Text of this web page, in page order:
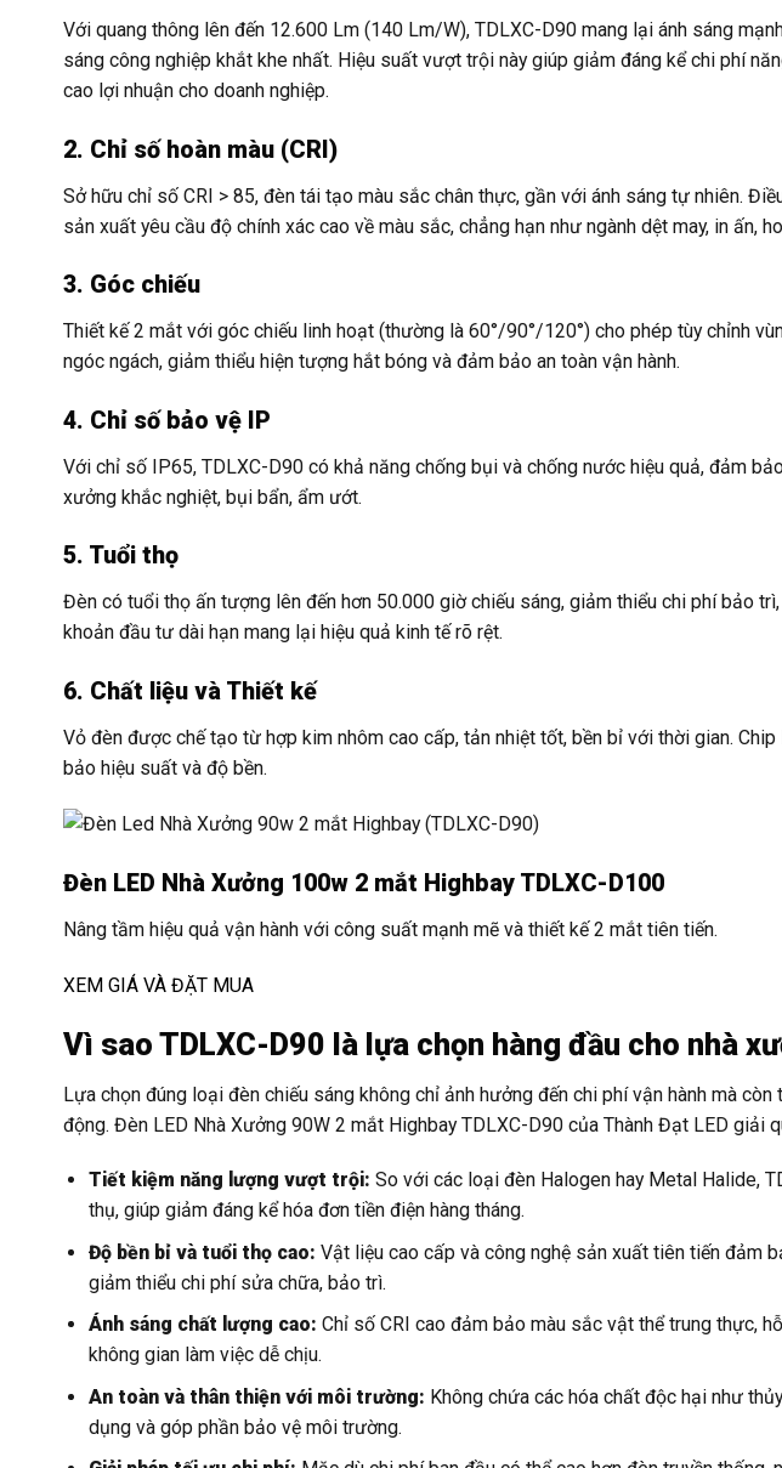
Với quang thông lên đến 12.600 Lm (140 Lm/W), TDLXC-D90 mang lại ánh sáng
sáng công nghiệp khắt khe nhất. Hiệu suất vượt trội này giúp giảm đáng kể chi phí
cao lợi nhuận cho doanh nghiệp.
2. Chỉ số hoàn màu (CRI)
Sở hữu chỉ số CRI > 85, đèn tái tạo màu sắc chân thực, gần với ánh sáng tự nhiên.
sản xuất yêu cầu độ chính xác cao về màu sắc, chẳng hạn như ngành dệt may, in ấn,
3. Góc chiếu
Thiết kế 2 mắt với góc chiếu linh hoạt (thường là 60°/90°/120°) cho phép tùy chỉnh
ngóc ngách, giảm thiểu hiện tượng hắt bóng và đảm bảo an toàn vận hành.
4. Chỉ số bảo vệ IP
Với chỉ số IP65, TDLXC-D90 có khả năng chống bụi và chống nước hiệu quả, đảm
xưởng khắc nghiệt, bụi bẩn, ẩm ướt.
5. Tuổi thọ
Đèn có tuổi thọ ấn tượng lên đến hơn 50.000 giờ chiếu sáng, giảm thiểu chi phí bảo
khoản đầu tư dài hạn mang lại hiệu quả kinh tế rõ rệt.
6. Chất liệu và Thiết kế
Vỏ đèn được chế tạo từ hợp kim nhôm cao cấp, tản nhiệt tốt, bền bỉ với thời gian.
bảo hiệu suất và độ bền.
Đèn LED Nhà Xưởng 100w 2 mắt Highbay TDLXC-D100
Nâng tầm hiệu quả vận hành với công suất mạnh mẽ và thiết kế 2 mắt tiên tiến.
XEM GIÁ VÀ ĐẶT MUA
Vì sao TDLXC-D90 là lựa chọn hàng đầu cho nhà
Lựa chọn đúng loại đèn chiếu sáng không chỉ ảnh hưởng đến chi phí vận hành mà
động. Đèn LED Nhà Xưởng 90W 2 mắt Highbay TDLXC-D90 của Thành Đạt LED giải
Tiết kiệm năng lượng vượt trội: So với các loại đèn Halogen hay Metal Halide,
thụ, giúp giảm đáng kể hóa đơn tiền điện hàng tháng.
Độ bền bỉ và tuổi thọ cao: Vật liệu cao cấp và công nghệ sản xuất tiên tiến đảm
giảm thiểu chi phí sửa chữa, bảo trì.
Ánh sáng chất lượng cao: Chỉ số CRI cao đảm bảo màu sắc vật thể trung thực,
không gian làm việc dễ chịu.
An toàn và thân thiện với môi trường: Không chứa các hóa chất độc hại như
dụng và góp phần bảo vệ môi trường.